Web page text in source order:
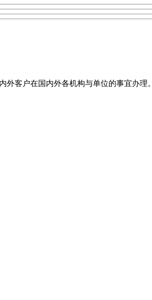
外客户在国内外各机构与单位的事宜办理。